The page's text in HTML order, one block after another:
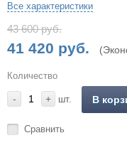
Все характеристики
43 600 руб.
41 420 руб.
Количество
- + шт. В
Сравнить